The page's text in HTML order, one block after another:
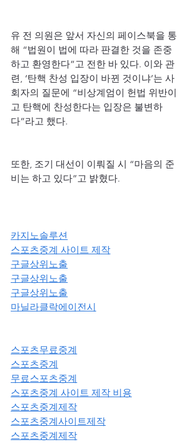
유 전 의원은 앞서 자신의 페이스북을 통
해 “법원이 법에 따라 판결한 것을 존중
하고 환영한다”고 전한 바 있다. 이와 관
련, ‘탄핵 찬성 입장이 바뀐 것이냐’는 사
회자의 질문에 “비상계엄이 헌법 위반이
고 탄핵에 찬성한다는 입장은 불변하
다”라고 했다.
또한, 조기 대선이 이뤄질 시 “마음의 준
비는 하고 있다”고 밝혔다.
카지노솔루션
스포츠중계 사이트 제작
구글상위노출
구글상위노출
구글상위노출
마닐라클락에이전시
스포츠무료중계
스포츠중계
무료스포츠중계
스포츠중계 사이트 제작 비용
스포츠중계제작
스포츠중계사이트제작
스포츠중계제작